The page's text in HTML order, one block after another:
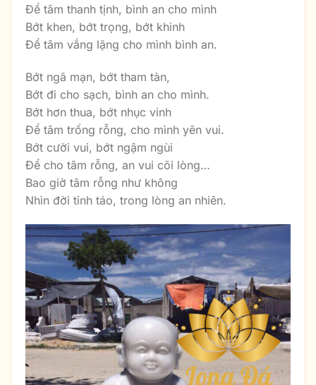
Để tâm thanh tịnh, bình an cho mình
Bớt khen, bớt trọng, bớt khinh
Để tâm vắng lặng cho mình bình an.
Bớt ngã mạn, bớt tham tàn,
Bớt đi cho sạch, bình an cho mình.
Bớt hơn thua, bớt nhục vinh
Để tâm trống rỗng, cho mình yên vui.
Bớt cười vui, bớt ngậm ngùi
Để cho tâm rỗng, an vui cõi lòng…
Bao giờ tâm rỗng như không
Nhìn đời tỉnh táo, trong lòng an nhiên.